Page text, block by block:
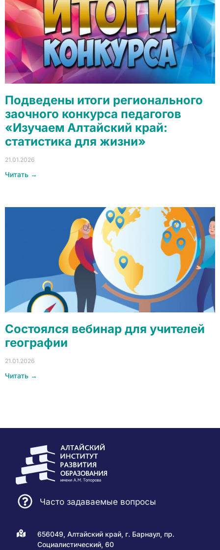
Подведены итоги регионального
заочного конкурса педагогов
«Изучаем Алтайский край:
статистика для жизни»
21.01.2026
Читать →
Состоялся вебинар для учителей
географии
21.01.2026
Читать →
Часто задаваемые вопросы
656049, Алтайский край, г. Барнаул, пр.
Социалистический, 60